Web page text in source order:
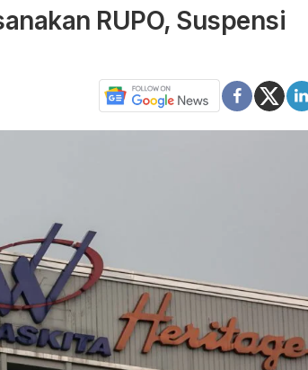
RUPO, Suspensi